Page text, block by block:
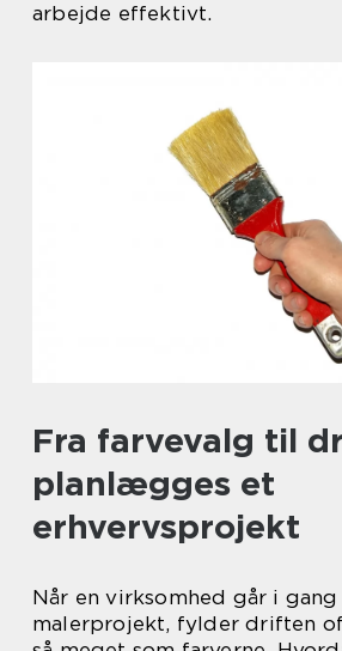
arbejde effektivt.
Fra farvevalg til
planlægges et
erhvervsprojekt
Når en virksomhed går i
malerprojekt, fylder driften